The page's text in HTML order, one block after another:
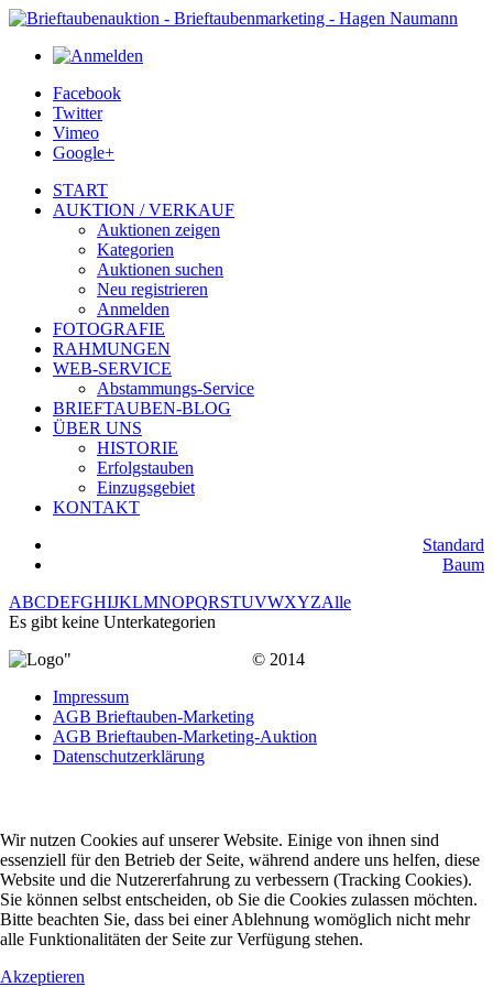
Facebook
Twitter
Vimeo
Google+
START
AUKTION / VERKAUF
Auktionen zeigen
Kategorien
Auktionen suchen
Neu registrieren
Anmelden
FOTOGRAFIE
RAHMUNGEN
WEB-SERVICE
Abstammungs-Service
BRIEFTAUBEN-BLOG
ÜBER UNS
HISTORIE
Erfolgstauben
Einzugsgebiet
KONTAKT
Standard
Baum
ABCDEFGHIJKLMNOPQRSTUVWXYZAlle
Es gibt keine Unterkategorien
© 2014
Impressum
AGB Brieftauben-Marketing
AGB Brieftauben-Marketing-Auktion
Datenschutzerklärung
Wir nutzen Cookies auf unserer Website. Einige von ihnen sind
essenziell für den Betrieb der Seite, während andere uns helfen, diese
Website und die Nutzererfahrung zu verbessern (Tracking Cookies).
Sie können selbst entscheiden, ob Sie die Cookies zulassen möchten.
Bitte beachten Sie, dass bei einer Ablehnung womöglich nicht mehr
alle Funktionalitäten der Seite zur Verfügung stehen.
Akzeptieren